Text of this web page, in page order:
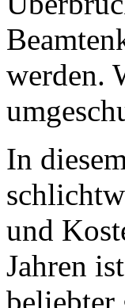
werden.
In
und
Jahren